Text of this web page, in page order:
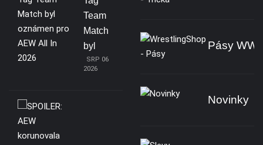
Team
Match
byl
SRP 06
2026
Pásy
Novinky